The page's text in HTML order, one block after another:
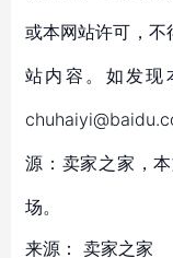
或本网站许可，不
站内容。如发现
源：卖家之家，
场。
来源： 卖家之家